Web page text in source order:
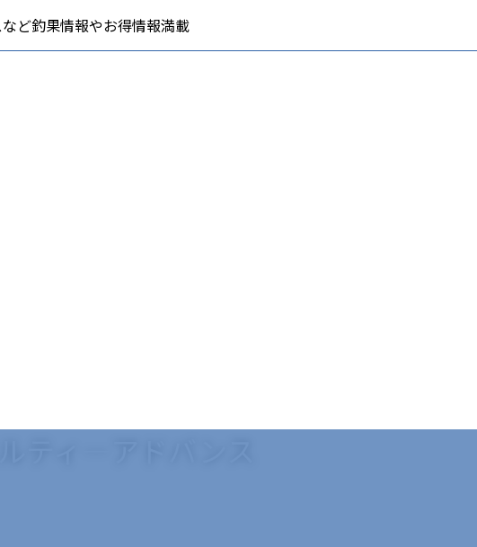
ど釣果情報やお得情報満載